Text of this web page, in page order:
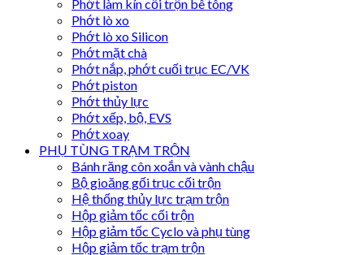
Phớt làm kín cối trộn bê tông
Phớt lò xo
Phớt lò xo Silicon
Phớt mặt chà
Phớt nắp, phớt cuối trục EC/VK
Phớt piston
Phớt thủy lực
Phớt xếp, bộ, EVS
Phớt xoay
PHỤ TÙNG TRẠM TRỘN
Bánh răng côn xoắn và vành chậu
Bộ gioăng gối trục cối trộn
Hệ thống thủy lực trạm trộn
Hộp giảm tốc cối trộn
Hộp giảm tốc Cyclo và phụ tùng
Hộp giảm tốc trạm trộn